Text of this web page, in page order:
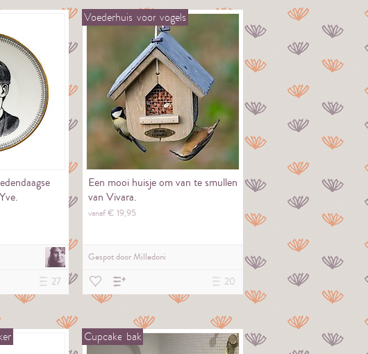
27
Voederhuis voor vogels
Een mooi huisje om van te smullen
van Vivara.
vanaf € 19,95
Gespot doorMilledoni
20
Cupcake bak